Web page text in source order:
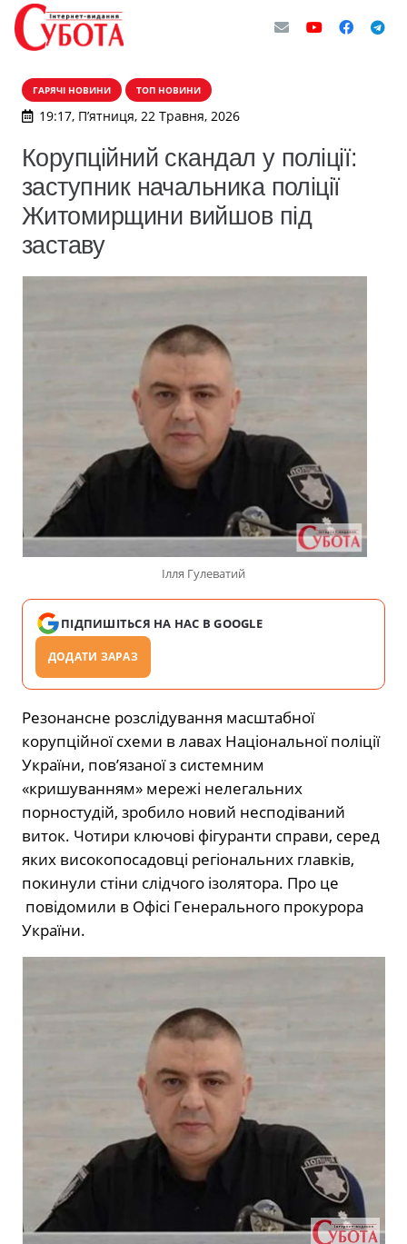
ГАРЯЧІ НОВИНИ ТОП НОВИНИ
19:17, П’ятниця, 22 Травня, 2026
Корупційний скандал у поліції:
заступник начальника поліції
Житомирщини вийшов під
заставу
Ілля Гулеватий
ПІДПИШІТЬСЯ НА НАС В GOOGLE
ДОДАТИ ЗАРАЗ
Резонансне розслідування масштабної
корупційної схеми в лавах Національної поліції
України, пов’язаної з системним
«кришуванням» мережі нелегальних
порностудій, зробило новий несподіваний
виток. Чотири ключові фігуранти справи, серед
яких високопосадовці регіональних главків,
покинули стіни слідчого ізолятора. Про це
повідомили в Офісі Генерального прокурора
України.